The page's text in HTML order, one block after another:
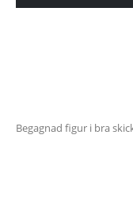
Begagnad figur i bra